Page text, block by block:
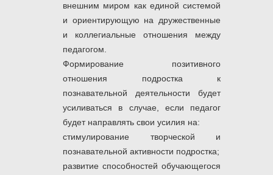
внешним миром как единой системой
и ориентирующую на дружественные
и коллегиальные отношения между
педагогом.
Формирование позитивного
отношения подростка к
познавательной деятельности будет
усиливаться в случае, если педагог
будет направлять свои усилия на:
стимулирование творческой и
познавательной активности подростка;
развитие способностей обучающегося